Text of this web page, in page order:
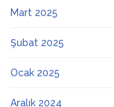
Mart 2025
Şubat 2025
Ocak 2025
Aralık 2024